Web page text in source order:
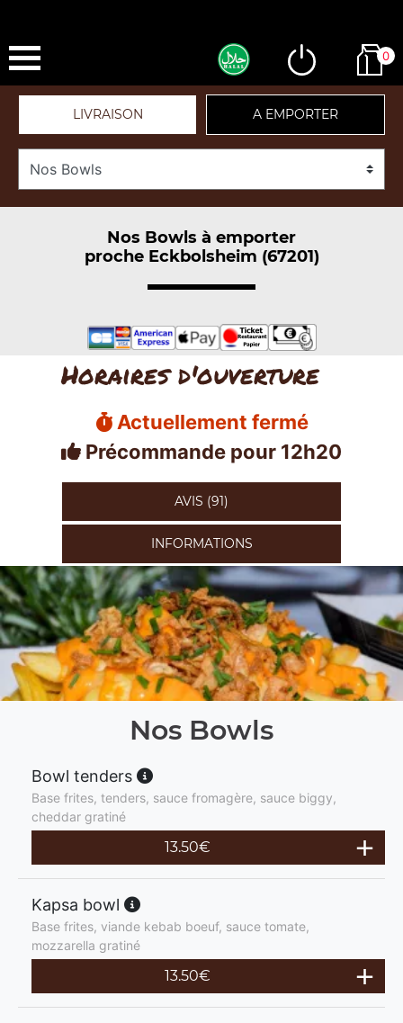
0
LIVRAISON A EMPORTER
Nos Bowls à emporter
proche Eckbolsheim (67201)
Horaires d'ouverture
Actuellement fermé
Précommande pour 12h20
AVIS (91)
INFORMATIONS
Nos Bowls
Bowl tenders
Base frites, tenders, sauce fromagère, sauce biggy,
cheddar gratiné
13.50€
Kapsa bowl
Base frites, viande kebab boeuf, sauce tomate,
mozzarella gratiné
13.50€